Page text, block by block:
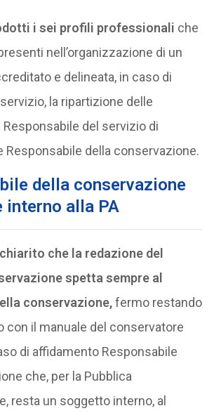
i sei profili professionali che
nell’organizzazione di un
e delineata, in caso di
la ripartizione delle
del servizio di
Responsabile della conservazione.
della conservazione
interno alla PA
che la redazione del
spetta sempre al
conservazione,fermo restando
con il manuale del conservatore
di affidamento Responsabile
che, per la Pubblica
resta un soggetto interno, al